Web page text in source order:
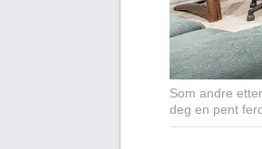
Som andre
deg en pent